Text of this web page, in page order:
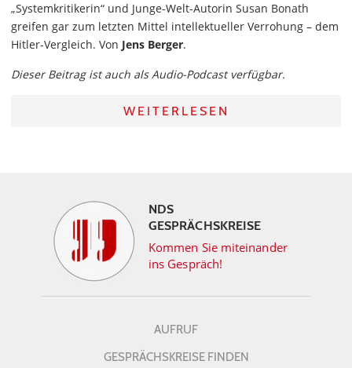
„Systemkritikerin“ und Junge-Welt-Autorin Susan Bonath
greifen gar zum letzten Mittel intellektueller Verrohung – dem
Hitler-Vergleich. Von Jens Berger.
Dieser Beitrag ist auch als Audio-Podcast verfügbar.
WEITERLESEN
NDS
GESPRÄCHSKREISE
Kommen Sie miteinander
ins Gespräch!
AUFRUF
GESPRÄCHSKREISE FINDEN